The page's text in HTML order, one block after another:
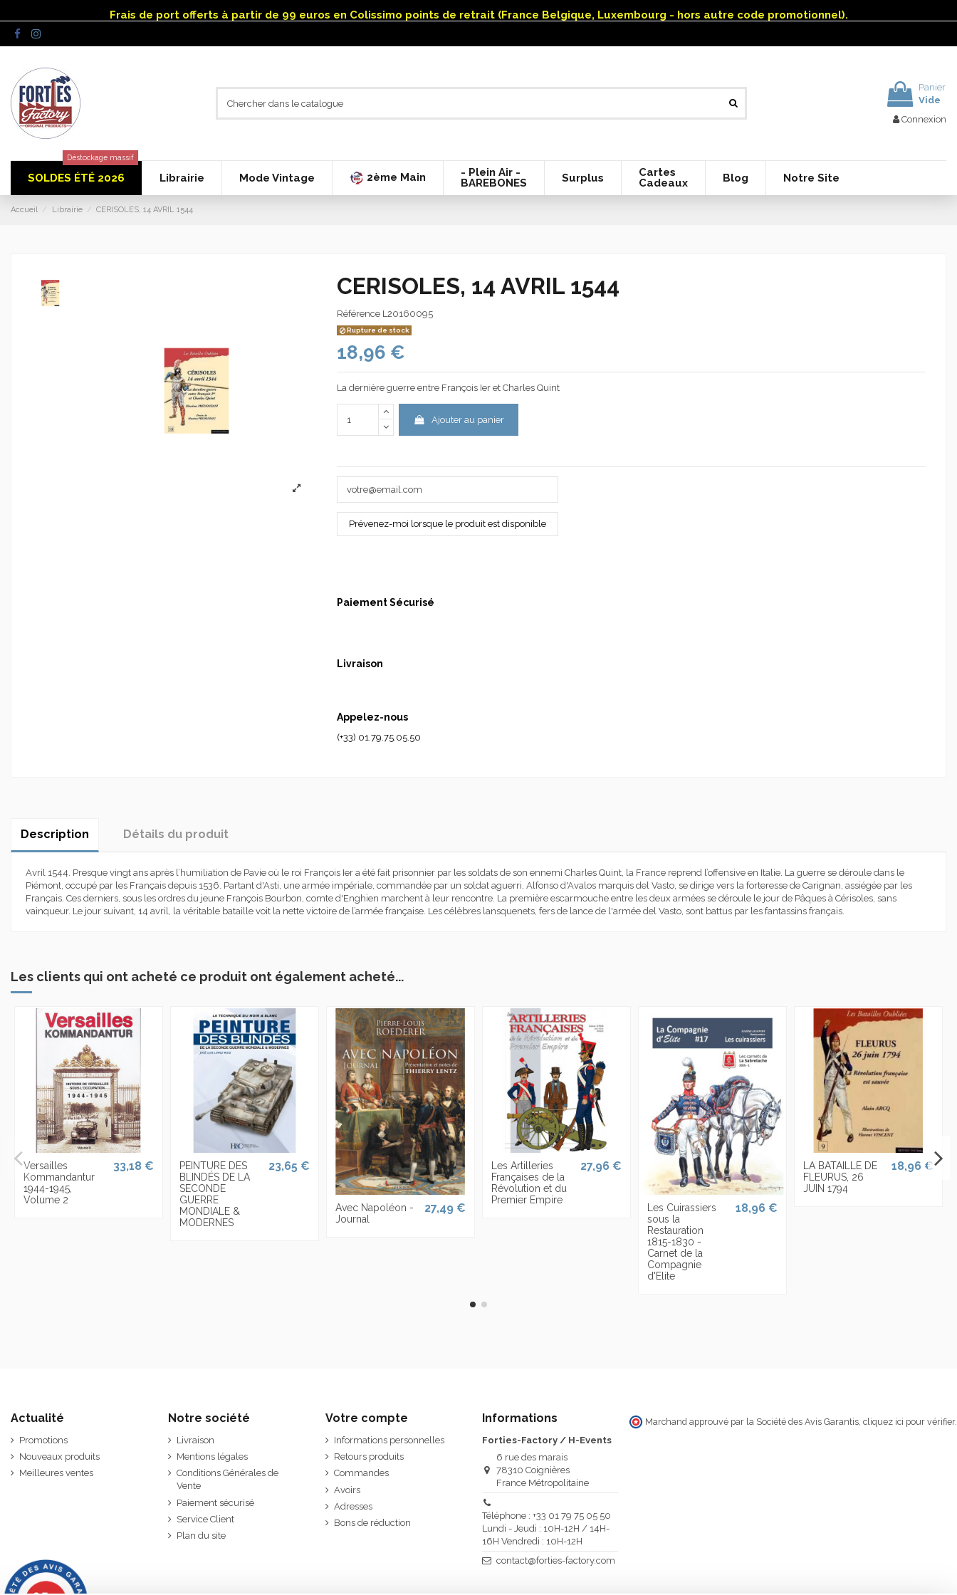
Frais de port offerts à partir de 99 euros en Colissimo points de retrait (France Belgique, Luxembourg - hors autre code promotionnel).
Panier
Vide
Connexion
SOLDES ÉTÉ 2026
Déstockage massif
Librairie Mode Vintage 2ème Main
- Plein Air -
BAREBONES
Surplus
Cartes
Cadeaux
Blog Notre Site
Accueil Librairie CERISOLES, 14 AVRIL 1544
CERISOLES, 14 AVRIL 1544
Référence L20160095
Rupture de stock
18,96 €
La dernière guerre entre François Ier et Charles Quint
Ajouter au panier
Paiement Sécurisé
Livraison
Appelez-nous
(+33) 01.79.75.05.50
Description Détails du produit
Avril 1544. Presque vingt ans après l’humiliation de Pavie où le roi François Ier a été fait prisonnier par les soldats de son ennemi Charles Quint, la France reprend l’offensive en Italie. La guerre se déroule dans le
Piémont, occupé par les Français depuis 1536. Partant d'Asti, une armée impériale, commandée par un soldat aguerri, Alfonso d'Avalos marquis del Vasto, se dirige vers la forteresse de Carignan, assiégée par les
Français. Ces derniers, sous les ordres du jeune François Bourbon, comte d'Enghien marchent à leur rencontre. La première escarmouche entre les deux armées se déroule le jour de Pâques à Cérisoles, sans
vainqueur. Le jour suivant, 14 avril, la véritable bataille voit la nette victoire de l’armée française. Les célèbres lansquenets, fers de lance de l'armée del Vasto, sont battus par les fantassins français.
Les clients qui ont acheté ce produit ont également acheté...
Versailles
Kommandantur
1944-1945,
Volume 2
33,18 €
PEINTURE DES
BLINDÉS DE LA
SECONDE
GUERRE
MONDIALE &
MODERNES
23,65 €
Avec Napoléon -
Journal
27,49 €
Les Artilleries
Françaises de la
Révolution et du
Premier Empire
27,96 €
Les Cuirassiers
sous la
Restauration
1815-1830 -
Carnet de la
Compagnie
d'Elite
18,96 €
LA BATAILLE DE
FLEURUS, 26
JUIN 1794
18,96 €
Actualité
Promotions
Nouveaux produits
Meilleures ventes
Notre société
Livraison
Mentions légales
Conditions Générales de
Vente
Paiement sécurisé
Service Client
Plan du site
Votre compte
Informations personnelles
Retours produits
Commandes
Avoirs
Adresses
Bons de réduction
Informations
Forties-Factory / H-Events
6 rue des marais
78310 Coignières
France Métropolitaine
Téléphone : +33 01 79 75 05 50
Lundi - Jeudi : 10H-12H / 14H-
16H Vendredi : 10H-12H
contact@forties-factory.com
Marchand approuvé par la Société des Avis Garantis, cliquez ici pour vérifier.